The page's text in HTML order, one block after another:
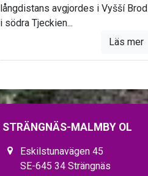
långdistans avgjordes i Vyšší Brod
i södra Tjeckien...
Läs mer
STRÄNGNÄS-MALMBY OL
Eskilstunavägen 45
SE-645 34 Strängnäs